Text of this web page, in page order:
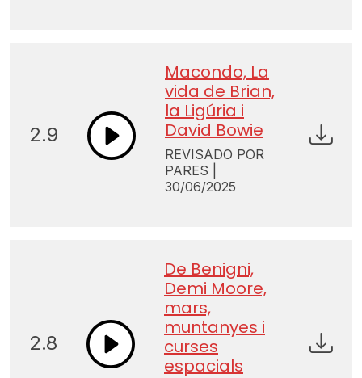
2.9
Macondo, La
vida de Brian,
la Ligúria i
David Bowie
REVISADO POR
PARES |
30/06/2025
2.8
De Benigni,
Demi Moore,
mars,
muntanyes i
curses
espacials